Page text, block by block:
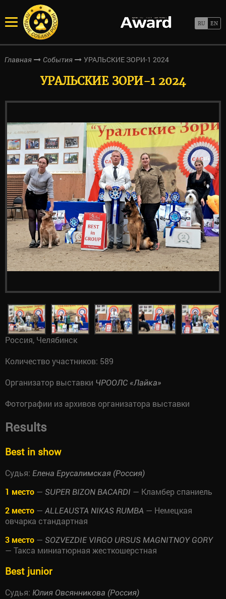
Главная События УРАЛЬСКИЕ ЗОРИ-1 2024
УРАЛЬСКИЕ ЗОРИ-1 2024
Россия, Челябинск
Количество участников: 589
Организатор выставки ЧРООЛС «Лайка»
Фотографии из архивов организатора выставки
Results
Best in show
Судья: Елена Ерусалимская (Россия)
1 место — SUPER BIZON BACARDI — Кламбер спаниель
2 место — ALLEAUSTA NIKAS RUMBA — Немецкая
овчарка стандартная
3 место — SOZVEZDIE VIRGO URSUS MAGNITNOY GORY
— Такса миниатюрная жесткошерстная
Best junior
Судья: Юлия Овсянникова (Россия)